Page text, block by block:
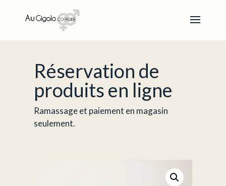
Réservation de
produits en ligne
Ramassage et paiement en magasin
seulement.